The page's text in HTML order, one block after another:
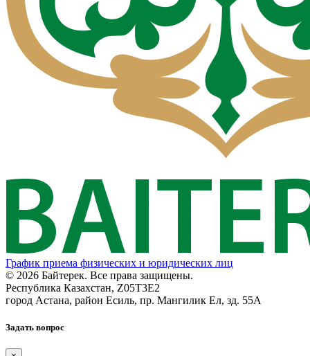
График приема физических и юридических лиц
© 2026 Байтерек. Все права защищены.
Республика Казахстан, Z05T3E2
город Астана, район Есиль, пр. Мангилик Ел, зд. 55А
Задать вопрос